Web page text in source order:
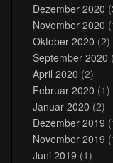
Dezember 2020
November 2020
Oktober 2020 (2)
September 2020
April 2020 (2)
Februar 2020 (1)
Januar 2020 (2)
Dezember 2019
November 2019
Juni 2019 (1)